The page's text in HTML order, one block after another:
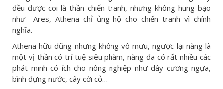
đều được coi là thần chiến tranh, nhưng không hung bạo
như Ares, Athena chỉ ủng hộ cho chiến tranh vì chính
nghĩa.
Athena hữu dũng nhưng không vô mưu, ngược lại nàng là
một vị thần có trí tuệ siêu phàm, nàng đã có rất nhiều các
phát minh có ích cho nông nghiệp như dây cương ngựa,
bình đựng nước, cây cời cỏ…